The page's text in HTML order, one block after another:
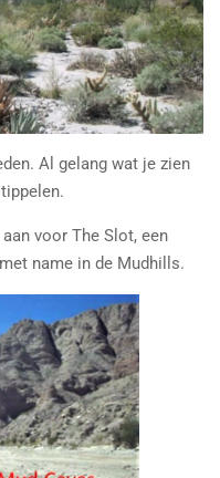
Al gelang wat je zien
voor The Slot, een
name in de Mudhills.